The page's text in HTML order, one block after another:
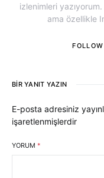
izlenimleri
ama özellikle
FOLLOW
BIR YANIT YAZIN
E-posta adresiniz
işaretlenmişlerdir
YORUM *